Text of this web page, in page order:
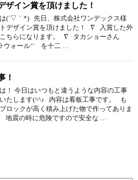
ザイン賞を頂けました！
(´▽｀*) 先日、株式会社ワンデックス様
デザイン賞を頂けました！ ∇ 入賞した外
ちらになります。 ∇ タカショーさん
ウォール‘‘ を十二 …
！
！ 今日はいつもと違うような内容の工事
たします(^^♪ 内容は看板工事です。 も
ロックが高く積み上げた物で作ってありま
地震の時に危険ですので安全な …